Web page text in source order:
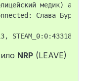
за ним, перехожу
на
же меня бьёт
в переулок. Я
туда
я был один, я
и запрашиваю
медик)
Слава
NRP (LEAVE)